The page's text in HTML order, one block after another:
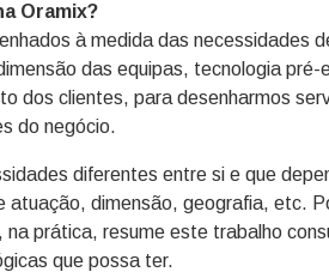
Oramix?
à medida das necessidades
das equipas, tecnologia
dos clientes, para desenharmos
do negócio.
diferentes entre si e que
atuação, dimensão, geografia, etc.
na prática, resume este trabalho
que possa ter.